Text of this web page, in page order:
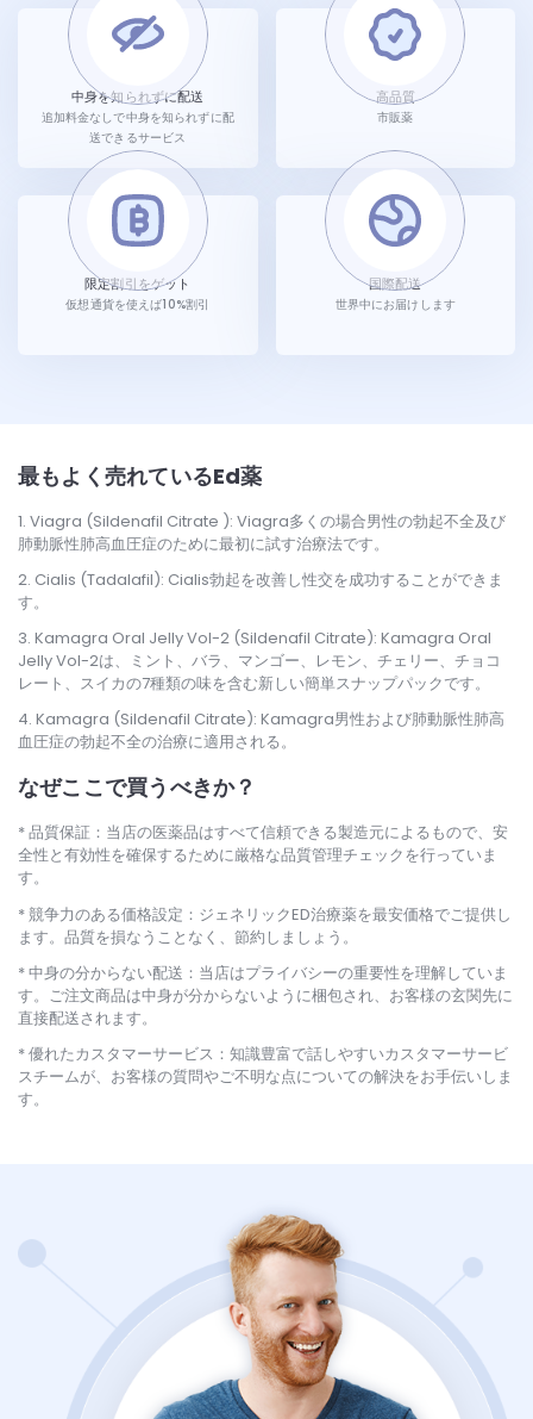
中身を知られずに配送
追加料金なしで中身を知られずに配
送できるサービス
高品質
市販薬
限定割引をゲット
仮想通貨を使えば10%割引
国際配送
世界中にお届けします
最もよく売れているEd薬
Viagra (Sildenafil Citrate ): Viagra多くの場合男性の勃起不全及び
肺動脈性肺高血圧症のために最初に試す治療法です。
Cialis (Tadalafil): Cialis勃起を改善し性交を成功することができま
す。
Kamagra Oral Jelly Vol-2 (Sildenafil Citrate): Kamagra Oral
Jelly Vol-2は、ミント、バラ、マンゴー、レモン、チェリー、チョコ
レート、スイカの7種類の味を含む新しい簡単スナップパックです。
Kamagra (Sildenafil Citrate): Kamagra男性および肺動脈性肺高
血圧症の勃起不全の治療に適用される。
なぜここで買うべきか？
品質保証：当店の医薬品はすべて信頼できる製造元によるもので、安
全性と有効性を確保するために厳格な品質管理チェックを行っていま
す。
競争力のある価格設定：ジェネリックED治療薬を最安価格でご提供し
ます。品質を損なうことなく、節約しましょう。
中身の分からない配送：当店はプライバシーの重要性を理解していま
す。ご注文商品は中身が分からないように梱包され、お客様の玄関先に
直接配送されます。
優れたカスタマーサービス：知識豊富で話しやすいカスタマーサービ
スチームが、お客様の質問やご不明な点についての解決をお手伝いしま
す。